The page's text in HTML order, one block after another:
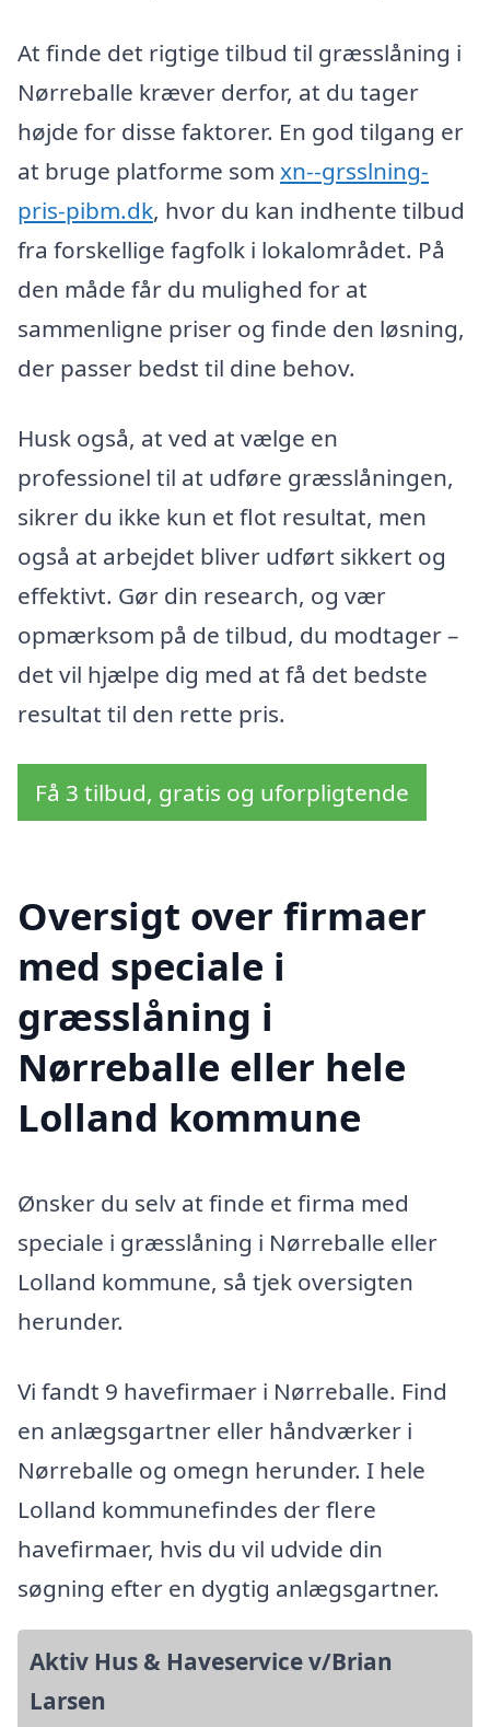
At finde det rigtige tilbud til græsslåning i
Nørreballe kræver derfor, at du tager
højde for disse faktorer. En god tilgang er
at bruge platforme som xn--grsslning-
pris-pibm.dk, hvor du kan indhente tilbud
fra forskellige fagfolk i lokalområdet. På
den måde får du mulighed for at
sammenligne priser og finde den løsning,
der passer bedst til dine behov.
Husk også, at ved at vælge en
professionel til at udføre græsslåningen,
sikrer du ikke kun et flot resultat, men
også at arbejdet bliver udført sikkert og
effektivt. Gør din research, og vær
opmærksom på de tilbud, du modtager –
det vil hjælpe dig med at få det bedste
resultat til den rette pris.
Få 3 tilbud, gratis og uforpligtende
Oversigt over firmaer
med speciale i
græsslåning i
Nørreballe eller hele
Lolland kommune
Ønsker du selv at finde et firma med
speciale i græsslåning i Nørreballe eller
Lolland kommune, så tjek oversigten
herunder.
Vi fandt 9 havefirmaer i Nørreballe. Find
en anlægsgartner eller håndværker i
Nørreballe og omegn herunder. I hele
Lolland kommunefindes der flere
havefirmaer, hvis du vil udvide din
søgning efter en dygtig anlægsgartner.
Aktiv Hus & Haveservice v/Brian
Larsen